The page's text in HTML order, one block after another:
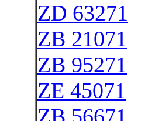
ZD 63271
ZB 21071
ZB 95271
ZE 45071